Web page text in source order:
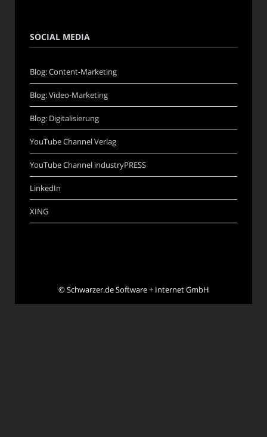
SOCIAL MEDIA
Blog: Content-Marketing
Blog: Video-Marketing
Blog: Digitalisierung
YouTube Channel Verlag
YouTube Channel industryPRESS
LinkedIn
XING
©Schwarzer.de Software + Internet GmbH